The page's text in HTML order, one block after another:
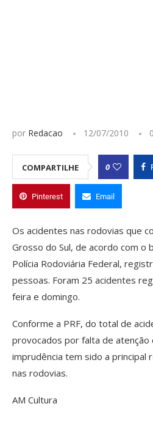
por Redacao 12/07/2010
COMPARTILHE 0
Pinterest Email
Os acidentes nas rodovias que
Grosso do Sul, de acordo com o
Polícia Rodoviária Federal,
pessoas. Foram 25 acidentes
feira e domingo.
Conforme a PRF, do total de
provocados por falta de atenção
imprudência tem sido a principal
nas rodovias.
AM Cultura